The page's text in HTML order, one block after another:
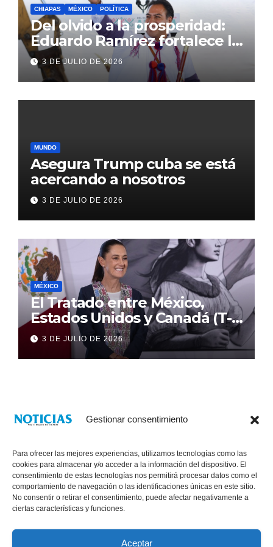
Gestionar consentimiento
Para ofrecer las mejores experiencias, utilizamos tecnologías como las
cookies para almacenar y/o acceder a la información del dispositivo. El
consentimiento de estas tecnologías nos permitirá procesar datos como el
comportamiento de navegación o las identificaciones únicas en este sitio.
No consentir o retirar el consentimiento, puede afectar negativamente a
ciertas características y funciones.
Aceptar
CHIAPAS MÉXICO POLÍTICA
Del olvido a la prosperidad:
Eduardo Ramírez fortalece la
transformación de Aldama
con inversión histórica
3 DE JULIO DE 2026
MUNDO
Asegura Trump cuba se está
acercando a nosotros
3 DE JULIO DE 2026
MÉXICO
El Tratado entre México,
Estados Unidos y Canadá (T-
MEC) se mantiene hasta el
2036: Presidenta Claudia
Sheinbaum
3 DE JULIO DE 2026
® Derechos Reservados 2026|
Chiapas. VENTAS: 961 6120154